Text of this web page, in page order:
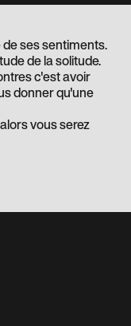
ses sentiments.
de la solitude.
c'est avoir
donner qu'une
vous serez